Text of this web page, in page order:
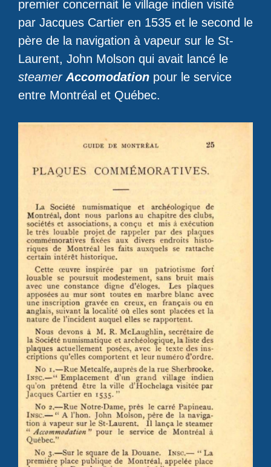
premier concernait le village indien visité
par Jacques Cartier en 1535 et le second le
père de la navigation à vapeur sur le St-
Laurent, John Molson qui avait lancé le
steamer Accomodation pour le service
entre Montréal et Québec.